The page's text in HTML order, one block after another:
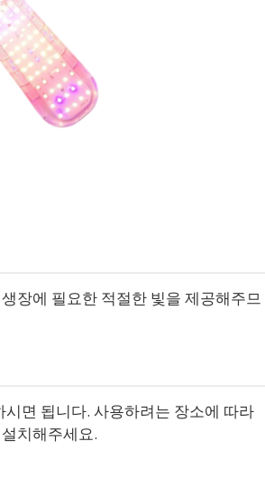
장에 필요한 적절한 빛을 제공해주므
면 됩니다. 사용하려는 장소에 따라
치해주세요.